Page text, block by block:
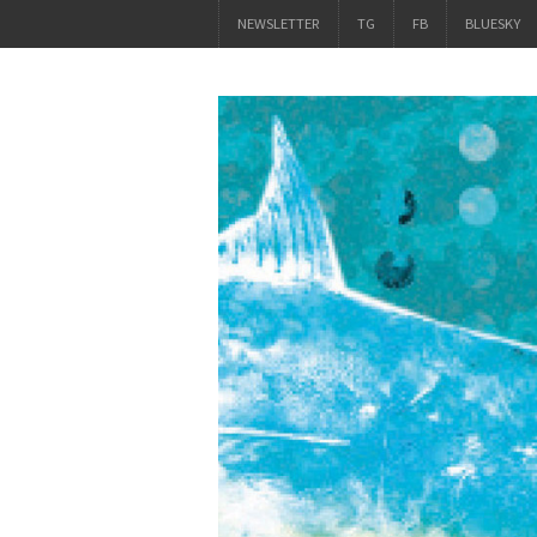
NEWSLETTER TG FB BLUESKY